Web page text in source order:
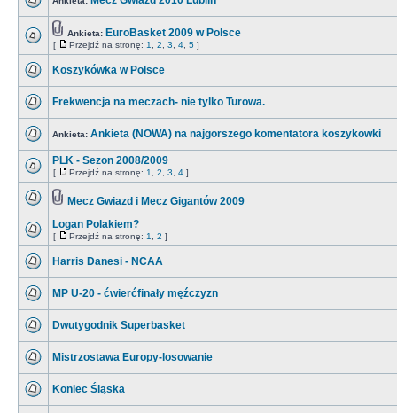
Ankieta: EuroBasket 2009 w Polsce
[ Przejdź na stronę: 1 2 3 4 5 ]
Koszykówka w Polsce
Frekwencja na meczach- nie tylko Turowa.
Ankieta: Ankieta (NOWA) na najgorszego komentatora koszykowki
PLK - Sezon 2008/2009
[ Przejdź na stronę: 1 2 3 4 ]
Mecz Gwiazd i Mecz Gigantów 2009
Logan Polakiem?
[ Przejdź na stronę: 1 2 ]
Harris Danesi - NCAA
MP U-20 - ćwierćfinały męźczyzn
Dwutygodnik Superbasket
Mistrzostawa Europy-losowanie
Koniec Śląska